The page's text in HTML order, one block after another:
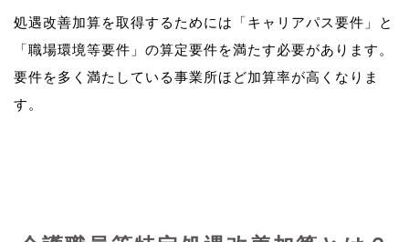
処遇改善加算を取得するためには「キャリアパス要件」と
「職場環境等要件」の算定要件を満たす必要があります。
要件を多く満たしている事業所ほど加算率が高くなりま
す。